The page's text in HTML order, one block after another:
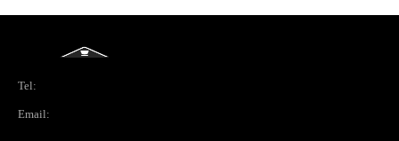
Tel:
Email: